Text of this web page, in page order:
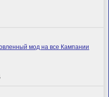
мод на все Кампании